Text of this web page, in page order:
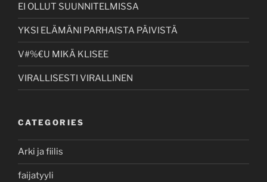
EI OLLUT SUUNNITELMISSA
YKSI ELÄMÄNI PARHAISTA PÄIVISTÄ
V#%€U MIKÄ KLISEE
VIRALLISESTI VIRALLINEN
CATEGORIES
Arki ja fiilis
faijatyyli